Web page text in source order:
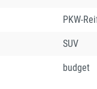
PKW-
SUV
budget